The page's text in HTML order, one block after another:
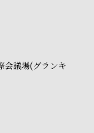
議場(グランキ